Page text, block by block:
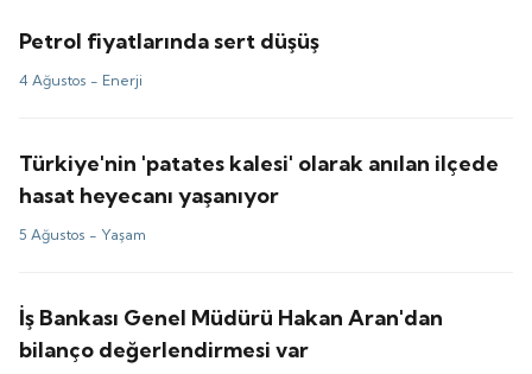
Petrol fiyatlarında sert düşüş
4 Ağustos - Enerji
Türkiye'nin 'patates kalesi' olarak anılan ilçede
hasat heyecanı yaşanıyor
5 Ağustos - Yaşam
İş Bankası Genel Müdürü Hakan Aran'dan
bilanço değerlendirmesi var